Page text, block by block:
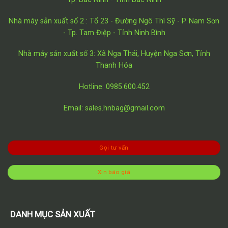
Nhà máy sản xuất số 2 : Tổ 23 - Đường Ngô Thì Sỹ - P. Nam Sơn
- Tp. Tam Điệp - Tỉnh Ninh Bình
Nhà máy sản xuất số 3: Xã Nga Thái, Huyện Nga Sơn, Tỉnh
Thanh Hóa
Hotline: 0985.600.452
Email: sales.hnbag@gmail.com
Gọi tư vấn
Xin báo giá
DANH MỤC SẢN XUẤT